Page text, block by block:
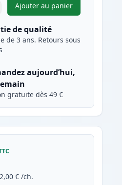
pour ajuster
Ajouter au panier
,Canon PG-510
de qualité
de 3 ans. Retours sous
aujourd’hui,
gratuite dès 49 €
€ /ch.